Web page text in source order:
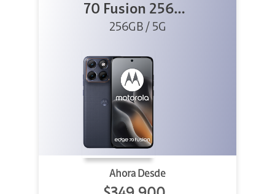
70 Fusion 256GB
Azul
256GB / 5G
Ahora Desde